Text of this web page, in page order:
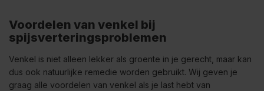
Voordelen van venkel bij
spijsverteringsproblemen
Venkel is niet alleen lekker als groente in je gerecht, maar kan
dus ook natuurlijke remedie worden gebruikt. Wij geven je
graag alle voordelen van venkel als je last hebt van